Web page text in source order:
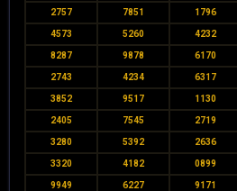
2757 7851 1796
4573 5260 4232
8287 9878 6170
2743 4234 6317
3852 9517 1130
2405 7545 2719
3280 5392 2636
3320 4182 0899
9949 6227 9171